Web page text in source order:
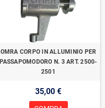
OMRA CORPO IN ALLUMINIO PER
PASSAPOMODORO N. 3 ART. 2500-
2501
35,00 €